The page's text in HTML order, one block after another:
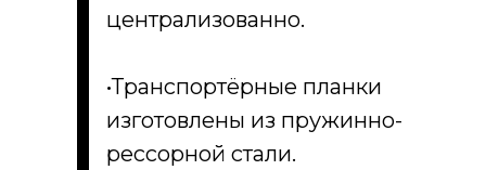
централизованно.
•Транспортёрные планки
изготовлены из пружинно-
рессорной стали.